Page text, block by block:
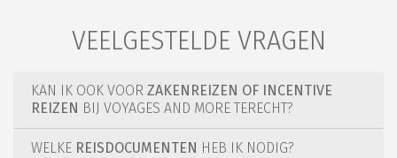
VEELGESTELDE VRAGEN
KAN IK OOK VOOR ZAKENREIZEN OF INCENTIVE
REIZEN BIJ VOYAGES AND MORE TERECHT?
WELKE REISDOCUMENTEN HEB IK NODIG?